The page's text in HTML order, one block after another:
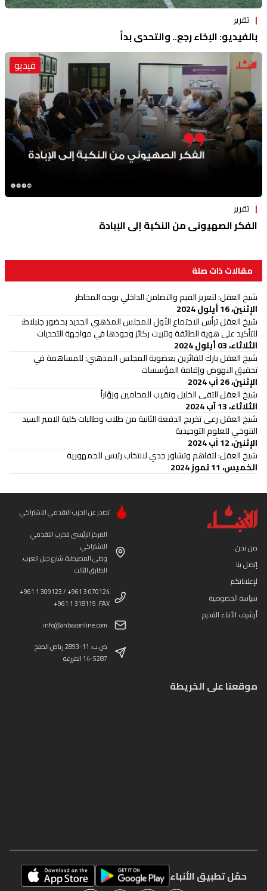
تقرير
بالفيديو: الإخاء رجع.. والتحدي بدأ
فيديو
تقرير
الفكر الصهيوني من النكبة إلى الإبادة
مقالات ذات صلة
شيخ العقل: لتعزيز القيم والتضامن الداخلي بوجه المخاطر
الإثنين، 16 أيلول 2024
شيخ العقل ترأس الاجتماع الأول للمجلس المذهبي الجديد بحضور جنبلاط:
للتأكيد على هوية الطائفة وتثبيت ركائز وجودها في مواجهة التحديات
الثلاثاء، 03 أيلول 2024
شيخ العقل بارك للفائزين بعضوية المجلس المذهبي: للمساهمة في
تحقيق النهوض وإقامة المؤسسات
الإثنين، 26 آب 2024
شيخ العقل التقى الخليل ونقيب المحامين وزوّاراً
الثلاثاء، 13 آب 2024
شيخ العقل رعى تخريج الدفعة الثانية من طلاب وطالبات كلية الامير السيد
التنوخي للعلوم التوحيدية
الإثنين، 12 آب 2024
شيخ العقل: لتفاهم وتشاور جدي لانتخاب رئيس للجمهورية
الخميس، 11 تموز 2024
من نحن
إتصل بنا
لإعلاناتكم
سياسة الخصوصية
أرشيف الأنباء القديم
تصدر عن الحزب التقدمي الاشتراكي
المركز الرئيسي للحزب التقدمي
الاشتراكي
وطى المصيطبة، شارع جبل العرب،
الطابق الثالث
+961 1 309123 / +961 3 070124
+961 1 318119 :FAX
info@anbaaonline.com
ص.ب: 11-2893 رياض الصلح
14-5287 المزرعة
موقعنا على الخريطة
حمّل تطبيق الأنباء